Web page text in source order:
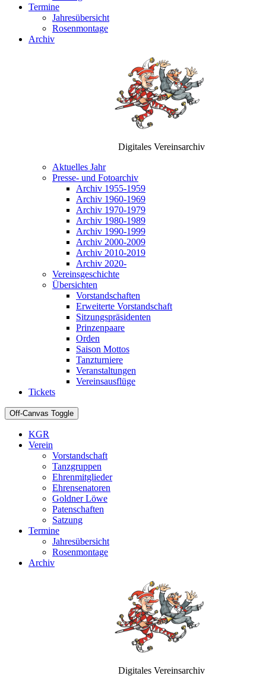
Termine
Jahresübersicht
Rosenmontage
Archiv
Digitales Vereinsarchiv
Aktuelles Jahr
Presse- und Fotoarchiv
Archiv 1955-1959
Archiv 1960-1969
Archiv 1970-1979
Archiv 1980-1989
Archiv 1990-1999
Archiv 2000-2009
Archiv 2010-2019
Archiv 2020-
Vereinsgeschichte
Übersichten
Vorstandschaften
Erweiterte Vorstandschaft
Sitzungspräsidenten
Prinzenpaare
Orden
Saison Mottos
Tanzturniere
Veranstaltungen
Vereinsausflüge
Tickets
Off-Canvas Toggle
KGR
Verein
Vorstandschaft
Tanzgruppen
Ehrenmitglieder
Ehrensenatoren
Goldner Löwe
Patenschaften
Satzung
Termine
Jahresübersicht
Rosenmontage
Archiv
Digitales Vereinsarchiv